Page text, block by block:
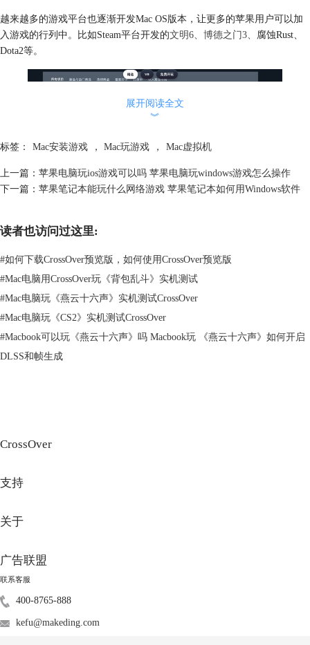
越来越多的游戏平台也逐渐开发Mac OS版本，让更多的苹果用户可以加
入游戏的行列中。比如Steam平台开发的文明6、博德之门3、 腐蚀Rust、
Dota2等。
二、苹果电脑好玩的网络游戏推荐
遗憾的是Steam上仍然有许多好玩的游戏只对Windows开放。
行那些仅支持Windows的游戏呢？在这里我推荐使用CrossOver。
我们可以从Steam上下载喜爱的游戏安装包，然后使用CrossOver创建容器
并安装运行。
尔登法环》等。你可以前往CrossOver中文网站下载安装这款软件。安装
后，你可以搜索你想玩的游戏，查看是否可以运行。
展开阅读全文
︾
标签： Mac安装游戏 ， Mac玩游戏 ， Mac虚拟机
上一篇： 苹果电脑玩ios游戏可以吗 苹果电脑玩windows游戏怎么操作
下一篇： 苹果笔记本能玩什么网络游戏 苹果笔记本如何用Windows软件
读者也访问过这里:
#如何下载CrossOver预览版，如何使用CrossOver预览版
#Mac电脑用CrossOver玩《背包乱斗》实机测试
#Mac电脑玩《燕云十六声》实机测试CrossOver
#Mac电脑玩《CS2》实机测试CrossOver
#Macbook可以玩《燕云十六声》吗 Macbook玩 《燕云十六声》如何开启
DLSS和帧生成
CrossOver
支持
关于
广告联盟
联系客服
400-8765-888
kefu@makeding.com